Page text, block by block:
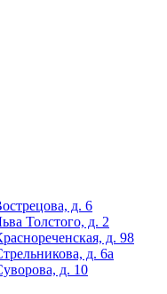
д. 6
Толстого, д. 2
д. 98
д. 6а
д. 10